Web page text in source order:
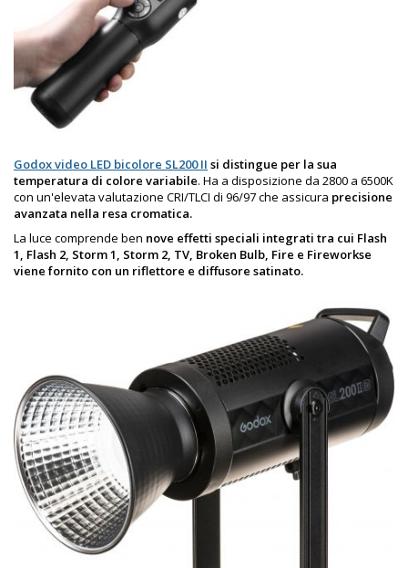
Godox video LED bicolore SL200 II si distingue per la sua
temperatura di colore variabile. Ha a disposizione da 2800 a 6500K
con un'elevata valutazione CRI/TLCI di 96/97 che assicura precisione
avanzata nella resa cromatica.
La luce comprende ben nove effetti speciali integrati tra cui Flash
1, Flash 2, Storm 1, Storm 2, TV, Broken Bulb, Fire e Fireworkse
viene fornito con un riflettore e diffusore satinato.